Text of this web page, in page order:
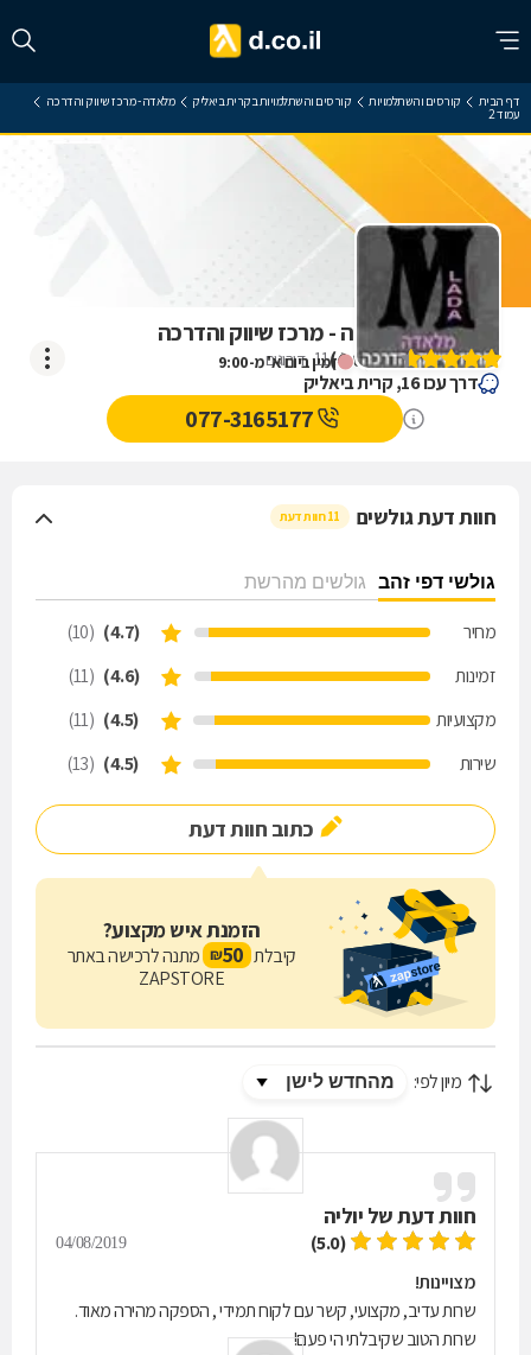
דף הבית קורסים והשתלמויות קורסים והשתלמויות בקרית ביאליק מלאדה - מרכז שיווק והדרכה
עמוד 2
זמין ביום א' מ-9:00
ביקורת על מלאדה - מרכז שיווק והדרכה
(
4.6
)
11 דירוגים
דרך עכו 16, קרית ביאליק
077-3165177
חוות דעת גולשים 11 חוות דעת
גולשי דפי זהב גולשים מהרשת
מחיר (4.7)
(10)
זמינות
(4.6)
(11)
מקצועיות
(4.5)
(11)
שירות
(4.5)
(13)
כתוב חוות דעת
הזמנת איש מקצוע?
קיבלת 50
₪ מתנה לרכישה באתר
ZAPSTORE
מיון לפי:
חוות דעת של יוליה
(5.0)
04/08/2019
מצויינות!
שרות עדיב, מקצועי, קשר עם לקוח תמידי , הספקה מהירה מאוד.
שרות הטוב שקיבלתי הי פעם!